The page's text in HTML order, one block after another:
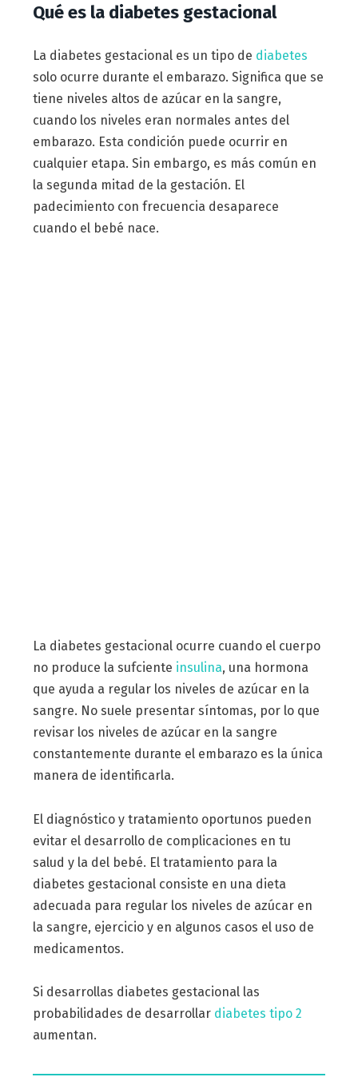
Qué es la diabetes gestacional
La diabetes gestacional es un tipo de diabetes
solo ocurre durante el embarazo. Significa que se
tiene niveles altos de azúcar en la sangre,
cuando los niveles eran normales antes del
embarazo. Esta condición puede ocurrir en
cualquier etapa. Sin embargo, es más común en
la segunda mitad de la gestación. El
padecimiento con frecuencia desaparece
cuando el bebé nace.
La diabetes gestacional ocurre cuando el cuerpo
no produce la sufciente insulina, una hormona
que ayuda a regular los niveles de azúcar en la
sangre. No suele presentar síntomas, por lo que
revisar los niveles de azúcar en la sangre
constantemente durante el embarazo es la única
manera de identificarla.
El diagnóstico y tratamiento oportunos pueden
evitar el desarrollo de complicaciones en tu
salud y la del bebé. El tratamiento para la
diabetes gestacional consiste en una dieta
adecuada para regular los niveles de azúcar en
la sangre, ejercicio y en algunos casos el uso de
medicamentos.
Si desarrollas diabetes gestacional las
probabilidades de desarrollar diabetes tipo 2
aumentan.